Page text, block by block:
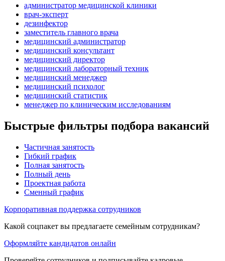
администратор медицинской клиники
врач-эксперт
дезинфектор
заместитель главного врача
медицинский администратор
медицинский консультант
медицинский директор
медицинский лабораторный техник
медицинский менеджер
медицинский психолог
медицинский статистик
менеджер по клиническим исследованиям
Быстрые фильтры подбора вакансий
Частичная занятость
Гибкий график
Полная занятость
Полный день
Проектная работа
Сменный график
Корпоративная поддержка сотрудников
Какой соцпакет вы предлагаете семейным сотрудникам?
Оформляйте кандидатов онлайн